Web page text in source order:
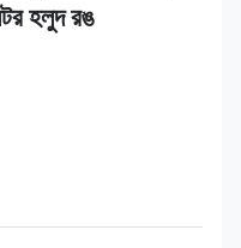
হলুদ রঙ